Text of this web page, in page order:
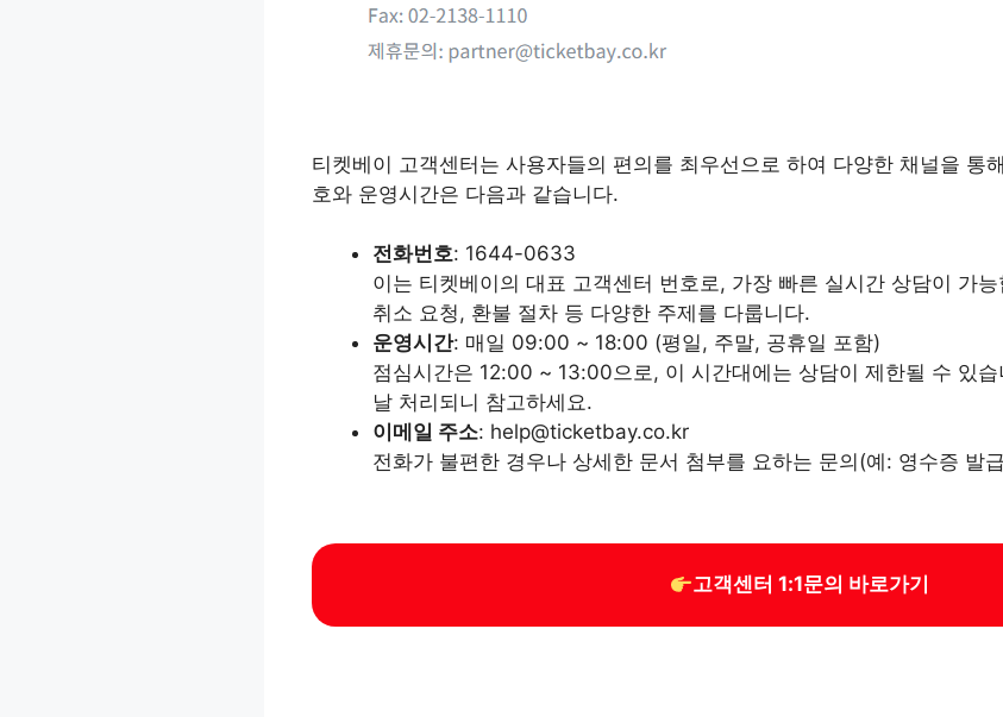
티켓베이 고객센터는 사용자들의 편의를 최우선으로 하여 다양한 채널을 통
호와 운영시간은 다음과 같습니다.
전화번호: 1644-0633
이는 티켓베이의 대표 고객센터 번호로, 가장 빠른 실시간 상담이 가
취소 요청, 환불 절차 등 다양한 주제를 다룹니다.
운영시간: 매일 09:00 ~ 18:00 (평일, 주말, 공휴일 포함)
점심시간은 12:00 ~ 13:00으로, 이 시간대에는 상담이 제한될 수 있
날 처리되니 참고하세요.
이메일 주소: help@ticketbay.co.kr
전화가 불편한 경우나 상세한 문서 첨부를 요하는 문의(예: 영수증 발
고객센터 1:1문의 바로가기